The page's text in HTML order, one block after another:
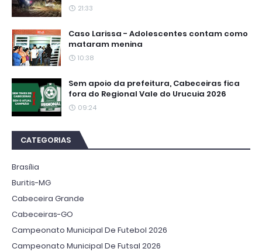
21:33
Caso Larissa - Adolescentes contam como
mataram menina
10:38
Sem apoio da prefeitura, Cabeceiras fica
fora do Regional Vale do Urucuia 2026
09:24
CATEGORIAS
Brasília
Buritis-MG
Cabeceira Grande
Cabeceiras-GO
Campeonato Municipal De Futebol 2026
Campeonato Municipal De Futsal 2026